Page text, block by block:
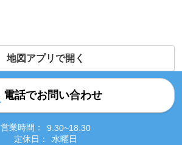
地図アプリで開く
電話でお問い合わせ
営業時間：
9:30~18:30
定休日：
水曜日